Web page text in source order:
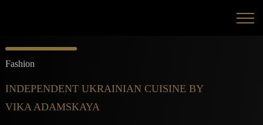
Fashion
INDEPENDENT UKRAINIAN CUISINE BY
VIKA ADAMSKAYA